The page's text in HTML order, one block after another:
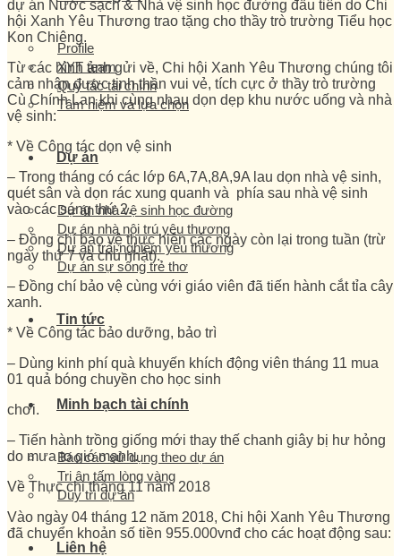
Profile
XYT team
Quy tắc tài chính
Tâm niệm và lựa chọn
Dự án
Dự án nhà vệ sinh học đường
Dự án nhà nội trú yêu thương
Dự án trải nghiệm yêu thương
Dự án sự sống trẻ thơ
Tin tức
Minh bạch tài chính
Báo cáo sử dụng theo dự án
Tri ân tấm lòng vàng
Duy trì dự án
Liên hệ
dự án Nước sạch & Nhà vệ sinh học đường đầu tiên do Chi
hội Xanh Yêu Thương trao tặng cho thầy trò trường Tiểu học
Kon Chiêng.
Từ các hình ảnh gửi về, Chi hội Xanh Yêu Thương chúng tôi
cảm nhận được tinh thần vui vẻ, tích cực ở thầy trò trường
Cù Chính Lan khi cùng nhau dọn dẹp khu nước uống và nhà
vệ sinh:
* Về Công tác dọn vệ sinh
– Trong tháng có các lớp 6A,7A,8A,9A lau dọn nhà vệ sinh,
quét sân và dọn rác xung quanh và phía sau nhà vệ sinh
vào các sáng thứ 2.
– Đồng chí bảo vệ thực hiện các ngày còn lại trong tuần (trừ
ngày thứ 7 và chủ nhật).
– Đồng chí bảo vệ cùng với giáo viên đã tiến hành cắt tỉa cây
xanh.
* Về Công tác bảo dưỡng, bảo trì
– Dùng kinh phí quà khuyến khích động viên tháng 11 mua
01 quả bóng chuyền cho học sinh
chơi.
– Tiến hành trồng giống mới thay thế chanh giây bị hư hỏng
do mưa to gió mạnh.
Về Thực chi tháng 11 năm 2018
Vào ngày 04 tháng 12 năm 2018, Chi hội Xanh Yêu Thương
đã chuyển khoản số tiền 955.000vnđ cho các hoạt động sau: